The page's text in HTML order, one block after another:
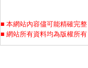
■ 本網站內容儘可能精確完
■ 網站所有資料均為版權所